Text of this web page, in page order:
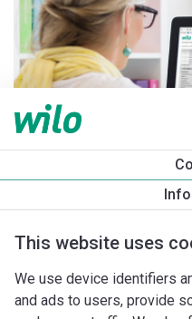
This website uses
We use device identifiers
and ads to users, provide